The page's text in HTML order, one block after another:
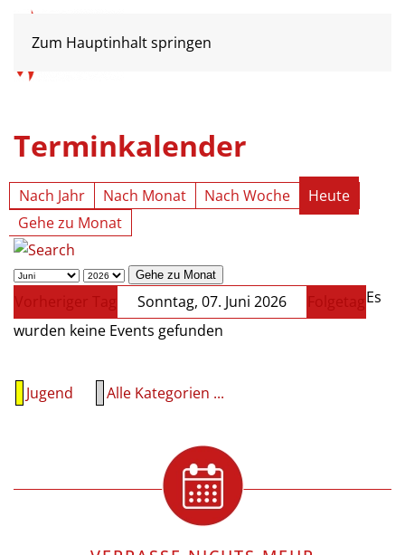
Zum Hauptinhalt springen
Terminkalender
Nach Jahr Nach Monat Nach Woche
Heute
Gehe zu Monat
Gehe zu Monat
Vorheriger Tag Sonntag, 07. Juni 2026 FolgetagEs
wurden keine Events gefunden
Jugend Alle Kategorien ...